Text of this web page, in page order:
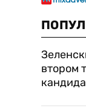
втором